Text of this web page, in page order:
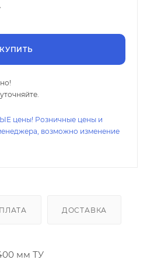
КУПИТЬ
цены! Розничные цены и
возможно изменение
ДОСТАВКА
мм ТУ